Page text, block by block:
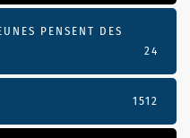
PENSENT DES
24
1512